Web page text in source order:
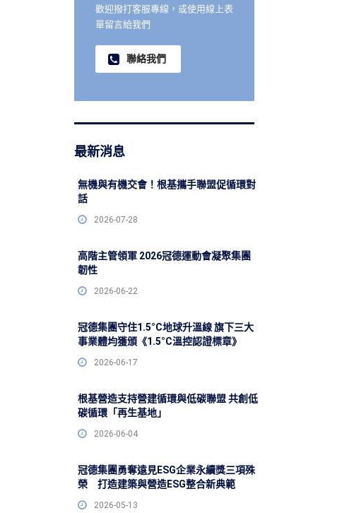
歡迎撥打客服專線，或使用線上表
單留言給我們
聯絡我們
最新消息
無機與有機交會！根基攜手聯盟促循環對
話
2026-07-28
高階主管領軍 2026冠德運動會凝聚集團
韌性
2026-06-22
冠德集團守住1.5°C地球升溫線 旗下三大
事業體均獲頒《1.5°C溫控認證標章》
2026-06-17
根基營造支持營建循環與低碳聯盟 共創低
碳循環「再生基地」
2026-06-04
冠德集團勇奪遠見ESG企業永續獎三項殊
榮 打造建築與營造ESG整合新典範
2026-05-13